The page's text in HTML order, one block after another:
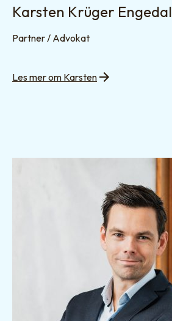
Karsten Krüger Engedal
Partner / Advokat
Les mer om Karsten